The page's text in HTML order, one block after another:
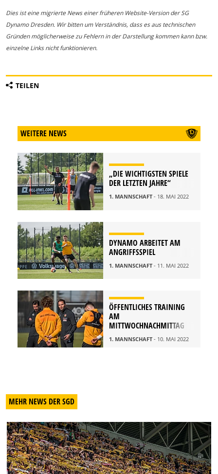
Dies ist eine migrierte News einer früheren Website-Version der SG
Dynamo Dresden. Wir bitten um Verständnis, dass es aus technischen
Gründen möglicherweise zu Fehlern in der Darstellung kommen kann bzw.
einzelne Links nicht funktionieren.
TEILEN
WEITERE NEWS
„DIE WICHTIGSTEN SPIELE
DER LETZTEN JAHRE“
1. MANNSCHAFT- 18. MAI 2022
DYNAMO ARBEITET AM
ANGRIFFSSPIEL
1. MANNSCHAFT- 11. MAI 2022
ÖFFENTLICHES TRAINING
AM
MITTWOCHNACHMITTAG
1. MANNSCHAFT- 10. MAI 2022
MEHR NEWS DER SGD